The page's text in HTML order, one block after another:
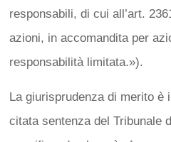
responsabili, di cui all’art.
azioni, in accomandita per
responsabilità limitata.»).
La giurisprudenza di merito è
citata sentenza del Tribunale